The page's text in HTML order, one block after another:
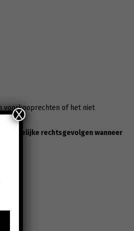
voorkooprechten of het niet
mogelijke rechtsgevolgen wanneer
X